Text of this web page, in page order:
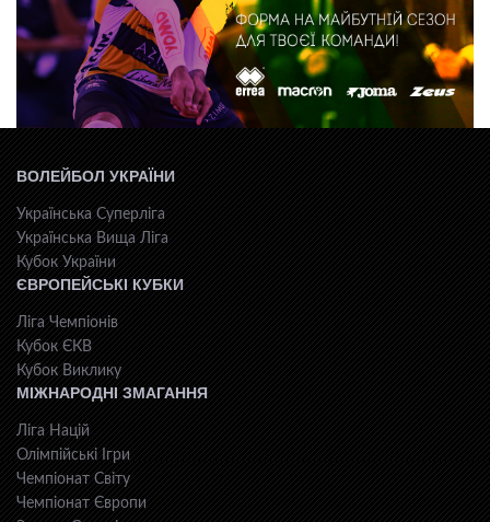
ВОЛЕЙБОЛ УКРАЇНИ
Українська Суперліга
Українська Вища Ліга
Кубок України
ЄВРОПЕЙСЬКІ КУБКИ
Ліга Чемпіонів
Кубок ЄКВ
Кубок Виклику
МІЖНАРОДНІ ЗМАГАННЯ
Ліга Націй
Олімпійські Ігри
Чемпіонат Світу
Чемпіонат Європи